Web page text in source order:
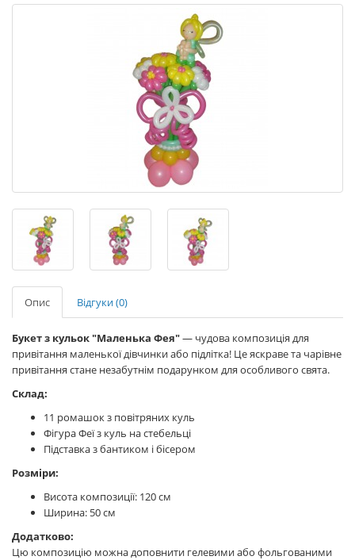
Опис Відгуки (0)
Букет з кульок "Маленька Фея"— чудова композиція для
привітання маленької дівчинки або підлітка! Це яскраве та чарівне
привітання стане незабутнім подарунком для особливого свята.
Склад:
11 ромашок з повітряних куль
Фігура Феї з куль на стебельці
Підставка з бантиком і бісером
Розміри:
Висота композиції: 120 см
Ширина: 50 см
Додатково:
Цю композицію можна доповнити гелевими або фольгованими